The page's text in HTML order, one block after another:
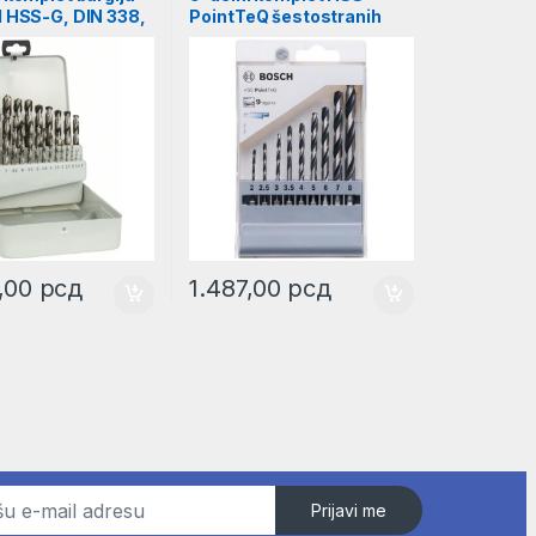
G, DIN 338,
kaseti, 1–
рсд
PointTeQ šestostranih
2607002826
1.487,00 рсд
Prijavi me